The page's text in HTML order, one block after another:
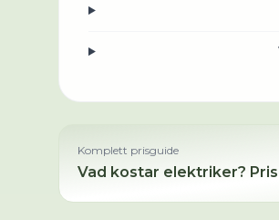
Komplett prisguide
Vad kostar elektriker?